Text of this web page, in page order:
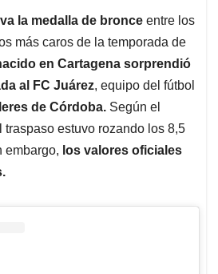
la medalla de bronce entre los
más caros de la temporada de
en Cartagena sorprendió
al FC Juárez, equipo del fútbol
de Córdoba. Según el
traspaso estuvo rozando los 8,5
embargo, los valores oficiales